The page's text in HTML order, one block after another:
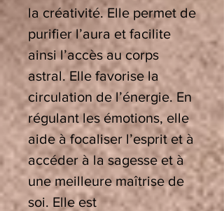
la créativité. Elle permet de
purifier l’aura et facilite
ainsi l’accès au corps
astral. Elle favorise la
circulation de l’énergie. En
régulant les émotions, elle
aide à focaliser l’esprit et à
accéder à la sagesse et à
une meilleure maîtrise de
soi. Elle est